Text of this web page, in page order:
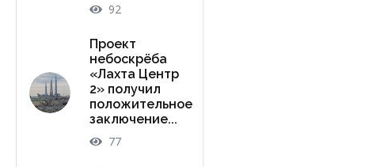
92
Проект
небоскрёба
«Лахта Центр
2» получил
положительное
заключение...
77